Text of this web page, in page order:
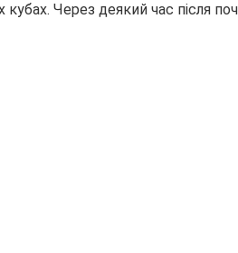
кубах. Через деякий час після